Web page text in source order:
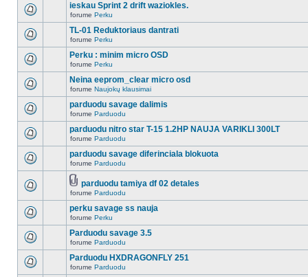
ieskau Sprint 2 drift waziokles.
forume Perku
TL-01 Reduktoriaus dantrati
forume Perku
Perku : minim micro OSD
forume Perku
Neina eeprom_clear micro osd
forume Naujokų klausimai
parduodu savage dalimis
forume Parduodu
parduodu nitro star T-15 1.2HP NAUJA VARIKLI 300LT
forume Parduodu
parduodu savage diferinciala blokuota
forume Parduodu
parduodu tamiya df 02 detales
forume Parduodu
perku savage ss nauja
forume Perku
Parduodu savage 3.5
forume Parduodu
Parduodu HXDRAGONFLY 251
forume Parduodu